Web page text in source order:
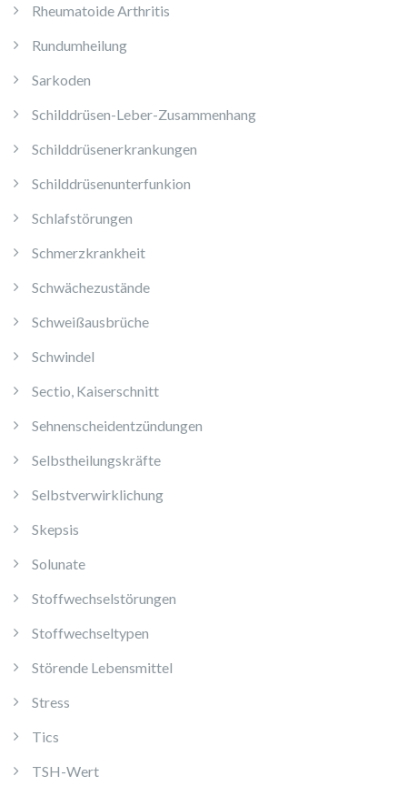
Rheumatoide Arthritis
Rundumheilung
Sarkoden
Schilddrüsen-Leber-Zusammenhang
Schilddrüsenerkrankungen
Schilddrüsenunterfunkion
Schlafstörungen
Schmerzkrankheit
Schwächezustände
Schweißausbrüche
Schwindel
Sectio, Kaiserschnitt
Sehnenscheidentzündungen
Selbstheilungskräfte
Selbstverwirklichung
Skepsis
Solunate
Stoffwechselstörungen
Stoffwechseltypen
Störende Lebensmittel
Stress
Tics
TSH-Wert